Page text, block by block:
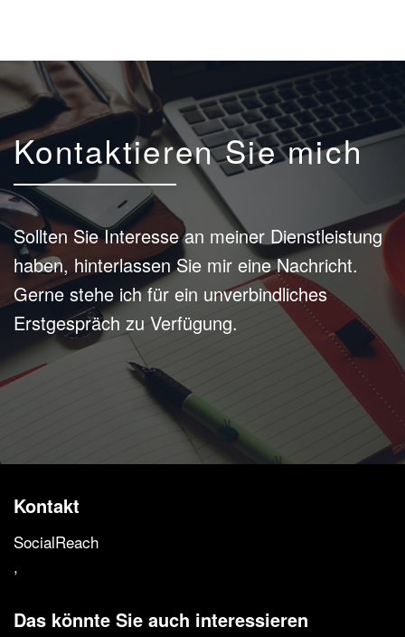
Kontaktieren Sie mich
Sollten Sie Interesse an meiner Dienstleistung
haben, hinterlassen Sie mir eine Nachricht.
Gerne stehe ich für ein unverbindliches
Erstgespräch zu Verfügung.
Kontakt
SocialReach
,
Das könnte Sie auch interessieren